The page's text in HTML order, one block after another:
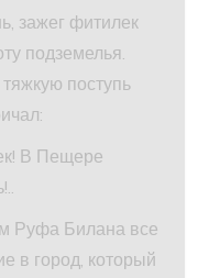
зажег фитилек
подземелья.
поступь
В Пещере
Руфа Билана все
в город, который